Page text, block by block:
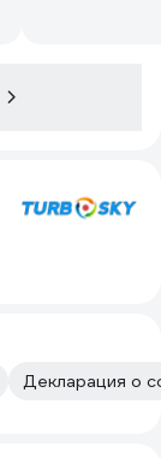
Декларация о